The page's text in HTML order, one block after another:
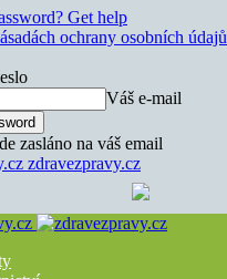
Get help
ochrany osobních údajů
Váš e-mail
zasláno na váš email
zdravezpravy.cz